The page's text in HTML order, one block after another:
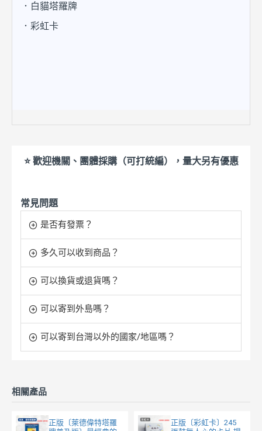
．白貓塔羅牌
．彩虹卡
⭐ 歡迎機關、團體採購（可打統編），量大另有優惠
常見問題
是否有發票？
多久可以收到商品？
可以換貨或退貨嗎？
可以寄到外島嗎？
可以寄到台灣以外的國家/地區嗎？
相關產品
正版〔萊德偉特塔羅
正版〔彩虹卡〕245